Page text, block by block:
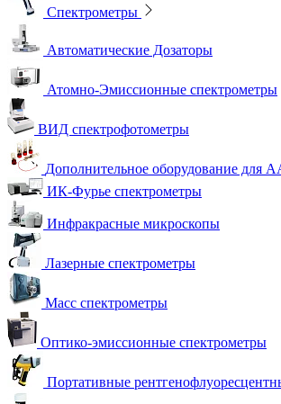
Спектрометры
Автоматические Дозаторы
Атомно-Эмиссионные спектрометры
ВИД спектрофотометры
Дополнительное оборудование для
ИК-Фурье спектрометры
Инфракрасные микроскопы
Лазерные спектрометры
Масс спектрометры
Оптико-эмиссионные спектрометры
Портативные